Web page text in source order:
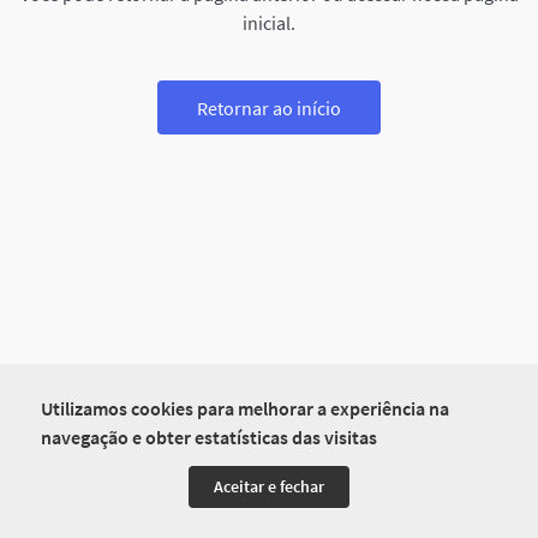
Utilizamos cookies para melhorar a experiência na
navegação e obter estatísticas das visitas
Aceitar e fechar
inicial.
Retornar ao início